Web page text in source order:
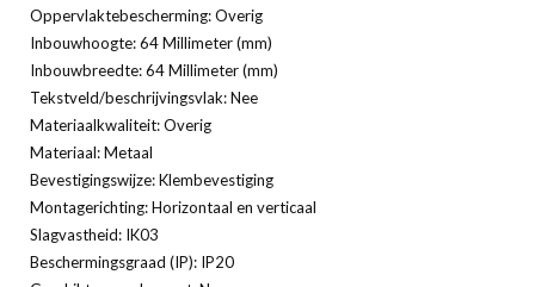
Oppervlaktebescherming: Overig
Inbouwhoogte: 64 Millimeter (mm)
Inbouwbreedte: 64 Millimeter (mm)
Tekstveld/beschrijvingsvlak: Nee
Materiaalkwaliteit: Overig
Materiaal: Metaal
Bevestigingswijze: Klembevestiging
Montagerichting: Horizontaal en verticaal
Slagvastheid: IK03
Beschermingsgraad (IP): IP20